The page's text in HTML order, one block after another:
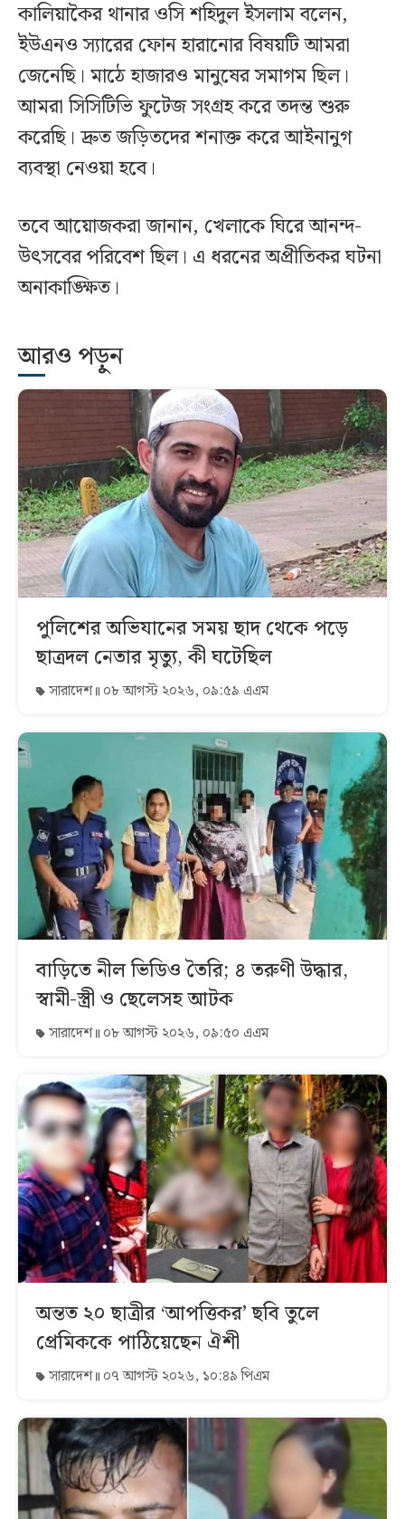
কালিয়াকৈর থানার ওসি শহিদুল ইসলাম বলেন,
ইউএনও স্যারের ফোন হারানোর বিষয়টি আমরা
জেনেছি। মাঠে হাজারও মানুষের সমাগম ছিল।
আমরা সিসিটিভি ফুটেজ সংগ্রহ করে তদন্ত শুরু
করেছি। দ্রুত জড়িতদের শনাক্ত করে আইনানুগ
ব্যবস্থা নেওয়া হবে।
তবে আয়োজকরা জানান, খেলাকে ঘিরে আনন্দ-
উৎসবের পরিবেশ ছিল। এ ধরনের অপ্রীতিকর ঘটনা
অনাকাঙ্ক্ষিত।
আরও পড়ুন
পুলিশের অভিযানের সময় ছাদ থেকে পড়ে
ছাত্রদল নেতার মৃত্যু, কী ঘটেছিল
সারাদেশ ০৮ আগস্ট ২০২৬, ০৯:৫৯ এএম
বাড়িতে নীল ভিডিও তৈরি; ৪ তরুণী উদ্ধার,
স্বামী-স্ত্রী ও ছেলেসহ আটক
সারাদেশ ০৮ আগস্ট ২০২৬, ০৯:৫০ এএম
অন্তত ২০ ছাত্রীর ‘আপত্তিকর’ ছবি তুলে
প্রেমিককে পাঠিয়েছেন ঐশী
সারাদেশ ০৭ আগস্ট ২০২৬, ১০:৪৯ পিএম